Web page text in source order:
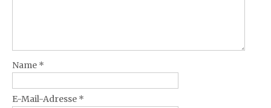
Name *
E-Mail-Adresse *